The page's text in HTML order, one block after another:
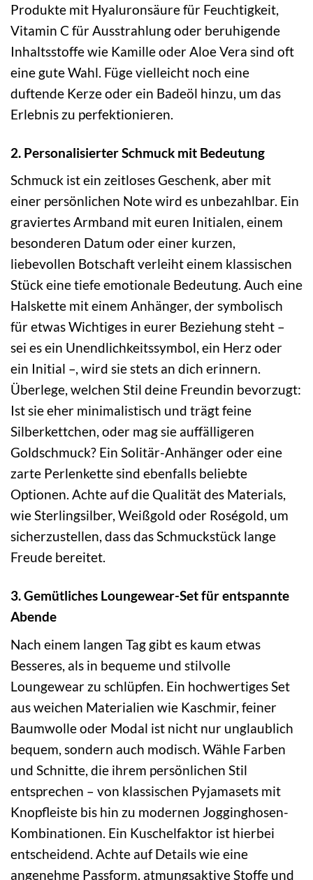
Produkte mit Hyaluronsäure für Feuchtigkeit,
Vitamin C für Ausstrahlung oder beruhigende
Inhaltsstoffe wie Kamille oder Aloe Vera sind oft
eine gute Wahl. Füge vielleicht noch eine
duftende Kerze oder ein Badeöl hinzu, um das
Erlebnis zu perfektionieren.
2. Personalisierter Schmuck mit Bedeutung
Schmuck ist ein zeitloses Geschenk, aber mit
einer persönlichen Note wird es unbezahlbar. Ein
graviertes Armband mit euren Initialen, einem
besonderen Datum oder einer kurzen,
liebevollen Botschaft verleiht einem klassischen
Stück eine tiefe emotionale Bedeutung. Auch eine
Halskette mit einem Anhänger, der symbolisch
für etwas Wichtiges in eurer Beziehung steht –
sei es ein Unendlichkeitssymbol, ein Herz oder
ein Initial –, wird sie stets an dich erinnern.
Überlege, welchen Stil deine Freundin bevorzugt:
Ist sie eher minimalistisch und trägt feine
Silberkettchen, oder mag sie auffälligeren
Goldschmuck? Ein Solitär-Anhänger oder eine
zarte Perlenkette sind ebenfalls beliebte
Optionen. Achte auf die Qualität des Materials,
wie Sterlingsilber, Weißgold oder Roségold, um
sicherzustellen, dass das Schmuckstück lange
Freude bereitet.
3. Gemütliches Loungewear-Set für entspannte
Abende
Nach einem langen Tag gibt es kaum etwas
Besseres, als in bequeme und stilvolle
Loungewear zu schlüpfen. Ein hochwertiges Set
aus weichen Materialien wie Kaschmir, feiner
Baumwolle oder Modal ist nicht nur unglaublich
bequem, sondern auch modisch. Wähle Farben
und Schnitte, die ihrem persönlichen Stil
entsprechen – von klassischen Pyjamasets mit
Knopfleiste bis hin zu modernen Jogginghosen-
Kombinationen. Ein Kuschelfaktor ist hierbei
entscheidend. Achte auf Details wie eine
angenehme Passform, atmungsaktive Stoffe und